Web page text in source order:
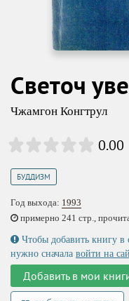
Светоч
Чжамгон Конгтрул
0.00
БУДДИЗМ
Год выхода: 1993
примерно 241 стр.,
Чтобы добавить книгу в
нужно сначала войти на
Добавить в мои